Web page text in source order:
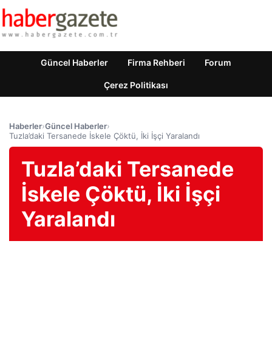
Güncel Haberler Firma Rehberi Forum
Çerez Politikası
Haberler›Güncel Haberler›
Tuzla’daki Tersanede İskele Çöktü, İki İşçi Yaralandı
Tuzla’daki Tersanede
İskele Çöktü, İki İşçi
Yaralandı